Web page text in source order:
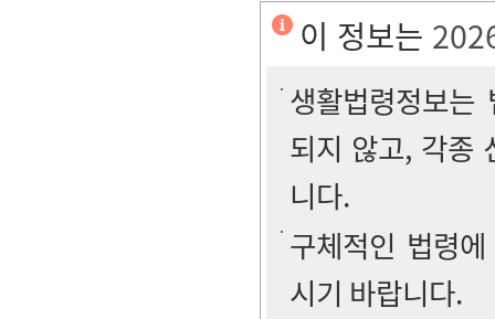
이 정보는
생활법령정보
되지 않고, 각종
니다.
구체적인 법령
시기 바랍니다.